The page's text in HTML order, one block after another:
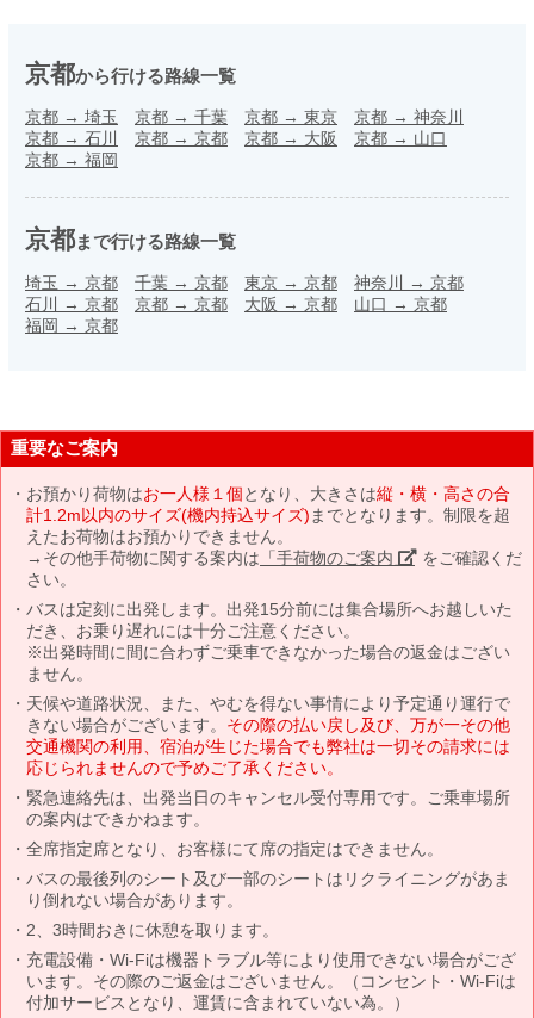
京都から行ける路線一覧
京都 → 埼玉 京都 → 千葉 京都 → 東京 京都 → 神奈川
京都 → 石川 京都 → 京都 京都 → 大阪 京都 → 山口
京都 → 福岡
京都まで行ける路線一覧
埼玉 → 京都 千葉 → 京都 東京 → 京都 神奈川 → 京都
石川 → 京都 京都 → 京都 大阪 → 京都 山口 → 京都
福岡 → 京都
重要なご案内
お預かり荷物はお一人様１個となり、大きさは縦・横・高さの合
計1.2m以内のサイズ(機内持込サイズ) までとなります。制限を超
えたお荷物はお預かりできません。
→その他手荷物に関する案内は 「手荷物のご案内」 をご確認くだ
さい。
バスは定刻に出発します。出発15分前には集合場所へお越しいた
だき、お乗り遅れには十分ご注意ください。
※出発時間に間に合わずご乗車できなかった場合の返金はござい
ません。
天候や道路状況、また、やむを得ない事情により予定通り運行で
きない場合がございます。 その際の払い戻し及び、万が一その他
交通機関の利用、宿泊が生じた場合でも弊社は一切その請求には
応じられませんので予めご了承ください。
緊急連絡先は、出発当日のキャンセル受付専用です。ご乗車場所
の案内はできかねます。
全席指定席となり、お客様にて席の指定はできません。
バスの最後列のシート及び一部のシートはリクライニングがあま
り倒れない場合があります。
2、3時間おきに休憩を取ります。
充電設備・Wi-Fiは機器トラブル等により使用できない場合がござ
います。その際のご返金はございません。（コンセント・Wi-Fiは
付加サービスとなり、運賃に含まれていない為。）